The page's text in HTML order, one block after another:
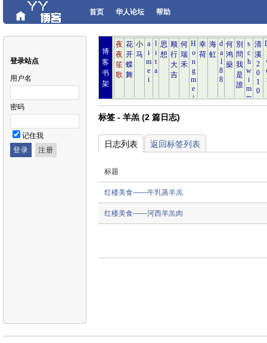
首页 华人论坛 帮助
登录站点
用户名
密码
记住我
博
客
书
架
标签 - 羊羔 (2 篇日志)
日志列表 返回标签列表
标题
红楼美食——牛乳蒸羊羔
红楼美食——河西羊羔肉